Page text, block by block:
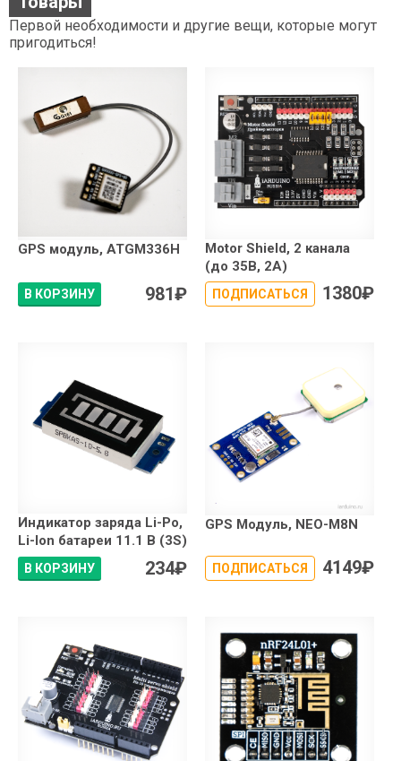
Первой необходимости и другие вещи, которые могут
пригодиться!
GPS модуль, ATGM336H
В КОРЗИНУ 981₽
Motor Shield, 2 канала
(до 35В, 2А)
ПОДПИСАТЬСЯ 1380₽
Индикатор заряда Li-Po,
Li-Ion батареи 11.1 В (3S)
В КОРЗИНУ 234₽
GPS Модуль, NEO-M8N
ПОДПИСАТЬСЯ 4149₽